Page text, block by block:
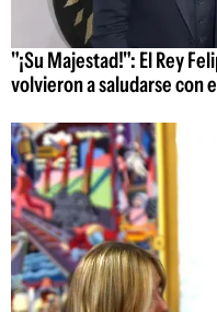
"¡Su Majestad!": El Rey
volvieron a saludarse con